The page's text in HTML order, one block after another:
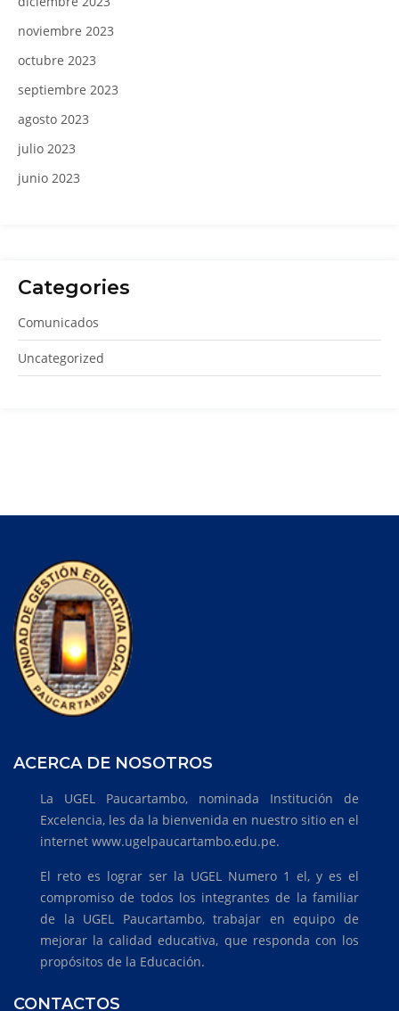
noviembre 2023
octubre 2023
septiembre 2023
agosto 2023
julio 2023
junio 2023
Categories
Comunicados
Uncategorized
ACERCA DE NOSOTROS
La UGEL Paucartambo, nominada Institución de
Excelencia, les da la bienvenida en nuestro sitio en el
internet www.ugelpaucartambo.edu.pe.
El reto es lograr ser la UGEL Numero 1 el, y es el
compromiso de todos los integrantes de la familiar
de la UGEL Paucartambo, trabajar en equipo de
mejorar la calidad educativa, que responda con los
propósitos de la Educación.
CONTACTOS